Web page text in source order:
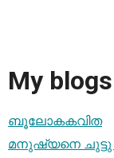
My blogs
ബൂലോകകവിത
മനുഷ്യനെ ചുട്ടു